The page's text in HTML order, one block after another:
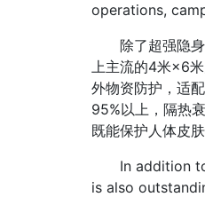
operations,
除了超强隐身
上主流的4米×6
外物资防护，适
95%以上，隔热
既能保护人体皮
In addition to
is also